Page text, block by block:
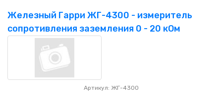
НАШИ ПОКУПАТЕЛИ
НАША ПРОДУКЦИЯ
ГЕОСИНТЕТИЧЕСКИЕ МАТЕРИАЛЫ
Железный Гарри ЖГ-4300 - измеритель
сопротивления заземления 0 - 20 кОм
Артикул: ЖГ-4300